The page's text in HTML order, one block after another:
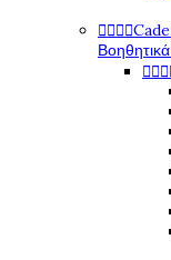
   
  